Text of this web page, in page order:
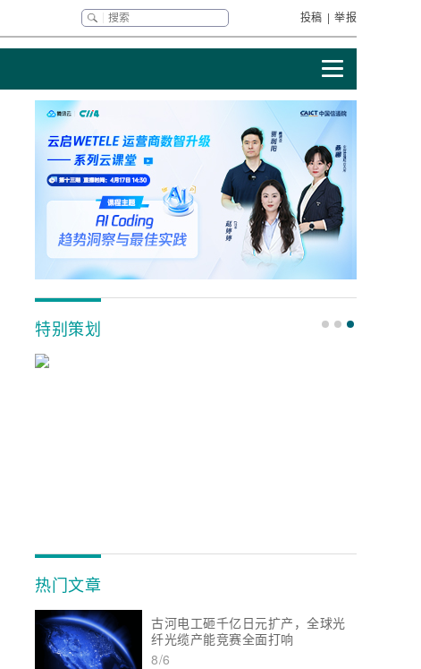
投稿 | 举报
特别策划
热门文章
古河电工砸千亿日元扩产，全球光
纤光缆产能竞赛全面打响
8/6